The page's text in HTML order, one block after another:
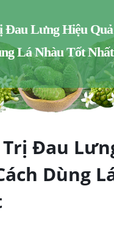
Lưng Hiệu Quả
Lá Nhàu Tốt Nhất
Đau
Dùng